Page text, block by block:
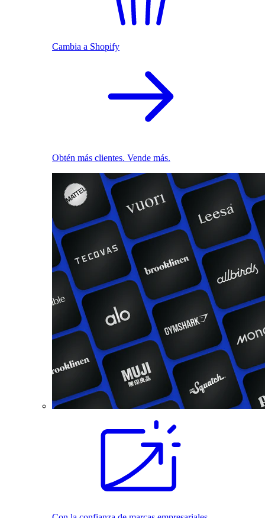
Cambia a Shopify
Obtén más clientes. Vende más.